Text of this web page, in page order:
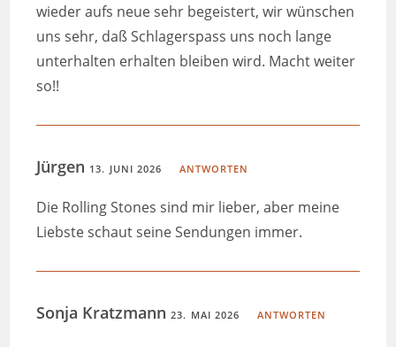
wieder aufs neue sehr begeistert, wir wünschen
uns sehr, daß Schlagerspass uns noch lange
unterhalten erhalten bleiben wird. Macht weiter
so!!
Jürgen 13. JUNI 2026 ANTWORTEN
Die Rolling Stones sind mir lieber, aber meine
Liebste schaut seine Sendungen immer.
Sonja Kratzmann23. MAI 2026 ANTWORTEN